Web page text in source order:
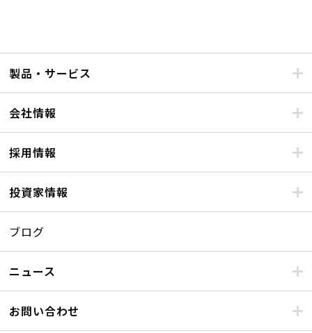
製品・サービス
会社情報
採用情報
投資家情報
ブログ
ニュース
お問い合わせ